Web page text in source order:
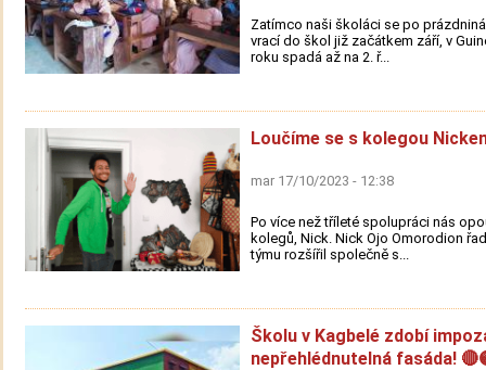
Zatímco naši školáci se po
vrací do škol již začátkem září, v
roku spadá až na 2. ř...
Loučíme se s kolegou
mar 17/10/2023 - 12:38
Po více než tříleté spolupráci nás
kolegů, Nick. Nick Ojo Omorodion
týmu rozšířil společně s...
Školu v Kagbelé zdobí
nepřehlédnutelná fasáda!